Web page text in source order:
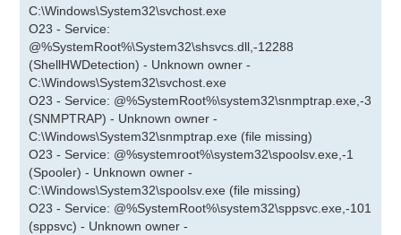
C:\Windows\System32\svchost.exe
O23 - Service:
@%SystemRoot%\System32\shsvcs.dll,-12288
(ShellHWDetection) - Unknown owner -
C:\Windows\System32\svchost.exe
O23 - Service: @%SystemRoot%\system32\snmptrap.exe,-3
(SNMPTRAP) - Unknown owner -
C:\Windows\System32\snmptrap.exe (file missing)
O23 - Service: @%systemroot%\system32\spoolsv.exe,-1
(Spooler) - Unknown owner -
C:\Windows\System32\spoolsv.exe (file missing)
O23 - Service: @%SystemRoot%\system32\sppsvc.exe,-101
(sppsvc) - Unknown owner -